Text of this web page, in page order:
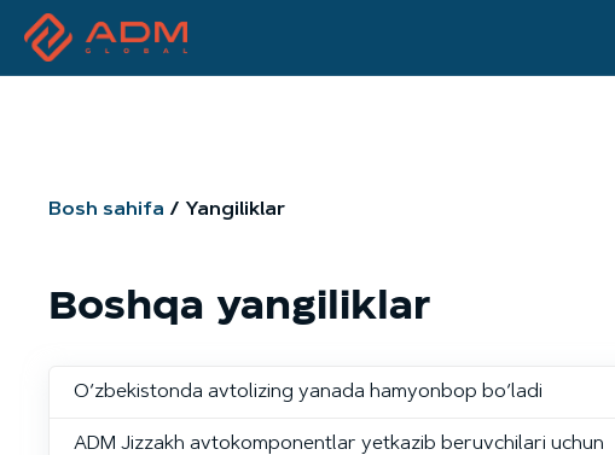
Bosh sahifa Yangiliklar
Boshqa yangiliklar
O‘zbekistonda avtolizing yanada hamyonbop bo‘ladi
ADM Jizzakh avtokomponentlar yetkazib beruvchilari uchun